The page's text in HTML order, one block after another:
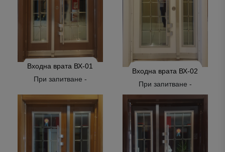
Входна врата ВХ-01
При запитване -
Входна врата ВХ-02
При запитване -